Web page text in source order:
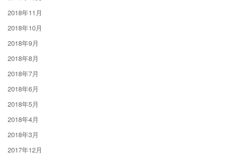
2018年11月
2018年10月
2018年9月
2018年8月
2018年7月
2018年6月
2018年5月
2018年4月
2018年3月
2017年12月